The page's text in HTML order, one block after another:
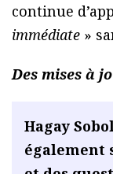
continue
immédiate »
Des mises à
Hagay
également